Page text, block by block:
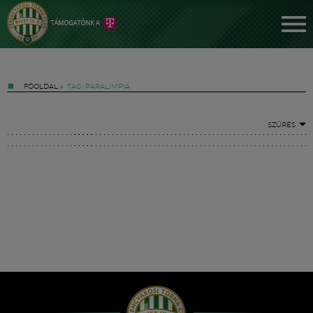
FŐOLDAL » TAG: PARALIMPIA
SZŰRÉS
Hírek